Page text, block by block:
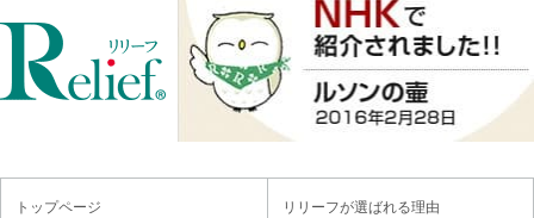
トップページ リリーフが選ばれる理由